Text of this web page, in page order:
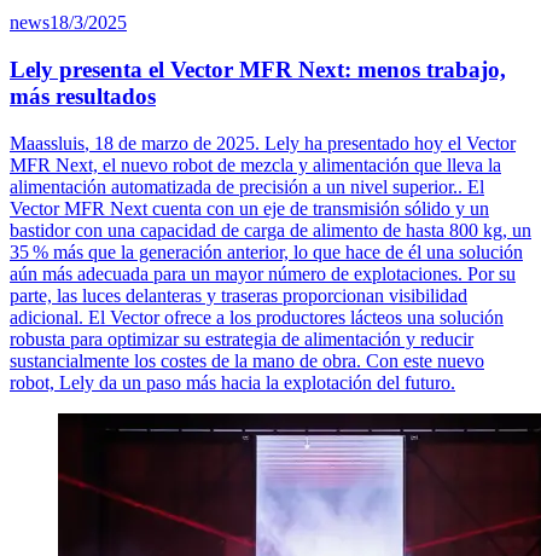
news18/3/2025
Lely presenta el Vector MFR Next: menos trabajo,
más resultados
Maassluis, 18 de marzo de 2025. Lely ha presentado hoy el Vector
MFR Next, el nuevo robot de mezcla y alimentación que lleva la
alimentación automatizada de precisión a un nivel superior.. El
Vector MFR Next cuenta con un eje de transmisión sólido y un
bastidor con una capacidad de carga de alimento de hasta 800 kg, un
35% más que la generación anterior, lo que hace de él una solución
aún más adecuada para un mayor número de explotaciones. Por su
parte, las luces delanteras y traseras proporcionan visibilidad
adicional. El Vector ofrece a los productores lácteos una solución
robusta para optimizar su estrategia de alimentación y reducir
sustancialmente los costes de la mano de obra. Con este nuevo
robot, Lely da un paso más hacia la explotación del futuro.